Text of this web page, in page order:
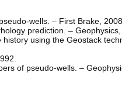
wells. – First Brake, 2008.
prediction. – Geophysics,
using the Geostack
of pseudo-wells. –